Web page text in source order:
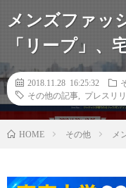
メンズファッ
「リープ」、
2018.11.28 16:25:32
その他の記事
プレスリ
HOME その他 メ